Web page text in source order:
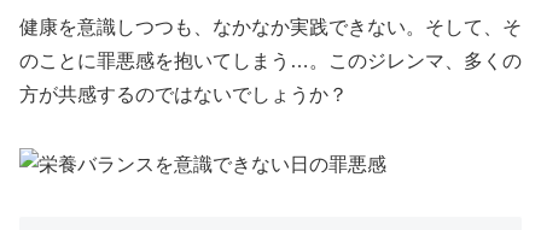
健康を意識しつつも、なかなか実践できない。そして、そ
のことに罪悪感を抱いてしまう…。このジレンマ、多くの
方が共感するのではないでしょうか？